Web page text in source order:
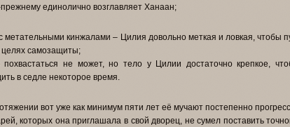
единолично возглавляет Ханаан;
метательными кинжалами – Цилия довольно меткая и ловкая, чтобы
целях самозащиты;
не может, но тело у Цилии достаточно крепкое,
в седле некоторое время.
вот уже как минимум пяти лет её мучают постепенно
которых она приглашала в свой дворец, не сумел поставить